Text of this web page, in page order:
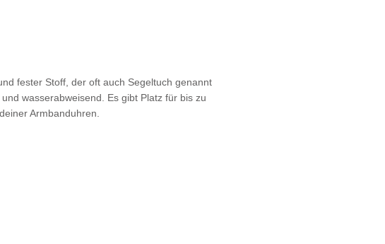
fester Stoff, der oft auch Segeltuch genannt
wasserabweisend. Es gibt Platz für bis zu
Armbanduhren.